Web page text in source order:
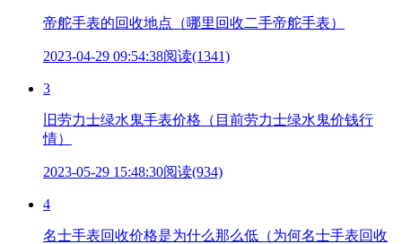
帝舵手表的回收地点（哪里回收二手帝舵手表）
2023-04-29 09:54:38阅读(1341)
3
旧劳力士绿水鬼手表价格（目前劳力士绿水鬼价钱行
情）
2023-05-29 15:48:30阅读(934)
4
名士手表回收价格是为什么那么低（为何名士手表回收